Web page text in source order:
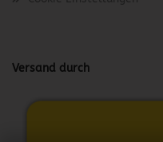
Versand durch